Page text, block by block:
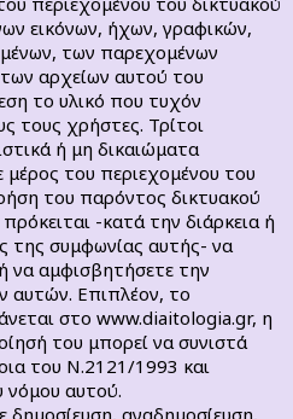
εικόνων, ήχων, γραφικών,
των παρεχομένων
αρχείων αυτού του
το υλικό που τυχόν
τους χρήστες. Τρίτοι
ή μη δικαιώματα
μέρος του περιεχομένου του
του παρόντος δικτυακού
-κατά την διάρκεια ή
της συμφωνίας αυτής- να
να αμφισβητήσετε την
αυτών. Επιπλέον, το
στο www.diaitologia.gr, η
του μπορεί να συνιστά
του Ν.2121/1993 και
νόμου αυτού.